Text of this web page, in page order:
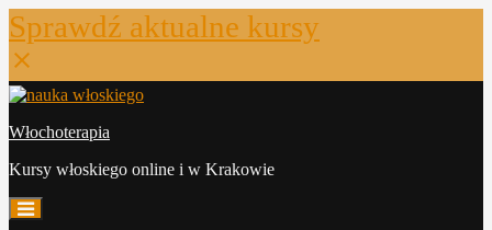
Sprawdź aktualne kursy
Skip
content
Włochoterapia
Kursy włoskiego online i w Krakowie